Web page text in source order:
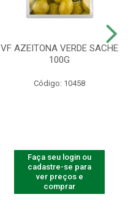
VF AZEITONA VERDE SACHE
100G
Código: 10458
Faça seu login ou
cadastre-se para
ver preços e
comprar